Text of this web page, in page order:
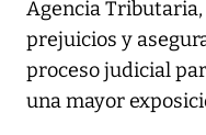
Agencia
prejuicios y
proceso judicial
una mayor